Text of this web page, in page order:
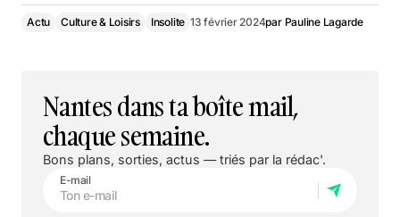
Actu Culture & Loisirs Insolite 13 février 2024par Pauline Lagarde
Nantes dans ta boîte mail,
chaque semaine.
Bons plans, sorties, actus — triés par la rédac'.
E-mail